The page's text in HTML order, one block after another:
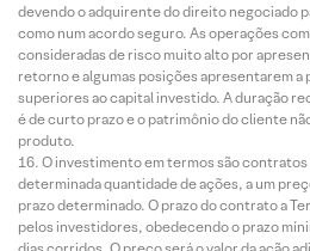
devendo o adquirente do direito negociado
como num acordo seguro. As operações
consideradas de risco muito alto por
retorno e algumas posições apresentarem a
superiores ao capital investido. A duração
é de curto prazo e o patrimônio do cliente
produto.
O investimento em termos são contratos
determinada quantidade de ações, a um
prazo determinado. O prazo do contrato a
pelos investidores, obedecendo o prazo